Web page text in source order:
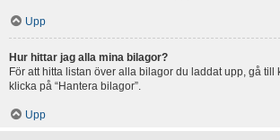
Upp
Hur hittar jag alla mina bilagor?
För att hitta listan över alla bilagor du laddat upp, gå till
klicka på “Hantera bilagor”.
Upp